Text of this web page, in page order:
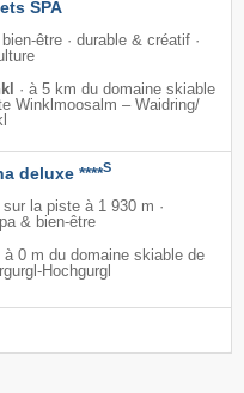
SPA
être · durable & créatif ·
· à 5 km du domaine skiable
Winklmoosalm – Waidring/​
deluxe ****S
la piste à 1 930 m ·
& bien-être
à 0 m du domaine skiable de
Hochgurgl